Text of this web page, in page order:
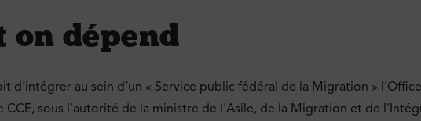
on dépend
d’intégrer au sein d’un « Service public fédéral de la Migration »
CCE, sous l’autorité de la ministre de l’Asile, de la Migration et de